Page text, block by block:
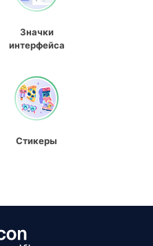
Значки
интерфейса
Стикеры